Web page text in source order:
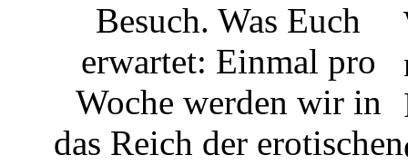
Besuch. Was Euch
erwartet: Einmal pro
Woche werden wir in
das Reich der erotischen